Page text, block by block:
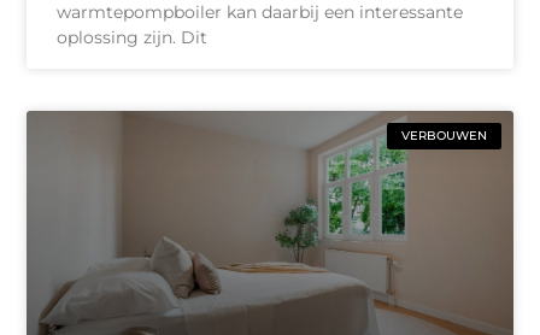
warmtepompboiler kan daarbij een interessante
oplossing zijn. Dit
VERBOUWEN